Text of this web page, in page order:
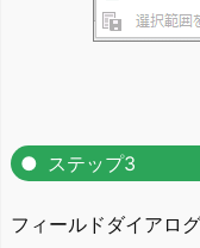
ステップ3
フィールドダイアロ